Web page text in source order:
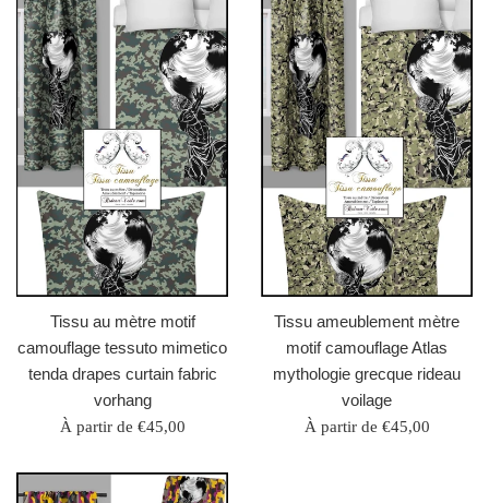
Tissu au mètre motif
camouflage tessuto mimetico
tenda drapes curtain fabric
vorhang
À partir de €45,00
Tissu ameublement mètre
motif camouflage Atlas
mythologie grecque rideau
voilage
À partir de €45,00